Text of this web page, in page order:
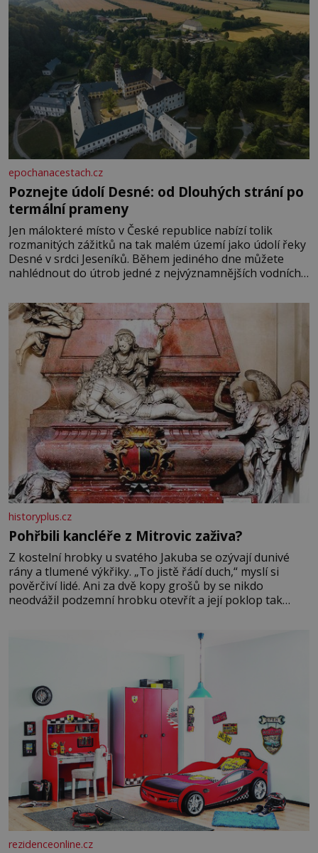
epochanacestach.cz
Poznejte údolí Desné: od Dlouhých strání po
termální prameny
Jen málokteré místo v České republice nabízí tolik
rozmanitých zážitků na tak malém území jako údolí řeky
Desné v srdci Jeseníků. Během jediného dne můžete
nahlédnout do útrob jedné z nejvýznamnějších vodních
se na koloběžce a den zakončit poznáváním památek ve
Velkých Losinách nebo v termálním
historyplus.cz
Pohřbili kancléře z Mitrovic zaživa?
Z kostelní hrobky u svatého Jakuba se ozývají dunivé
rány a tlumené výkřiky. „To jistě řádí duch,“ myslí si
pověrčiví lidé. Ani za dvě kopy grošů by se nikdo
neodvážil podzemní hrobku otevřít a její poklop tak
burácení skutečně ustane. Když o mnoho let později
rezidenceonline.cz